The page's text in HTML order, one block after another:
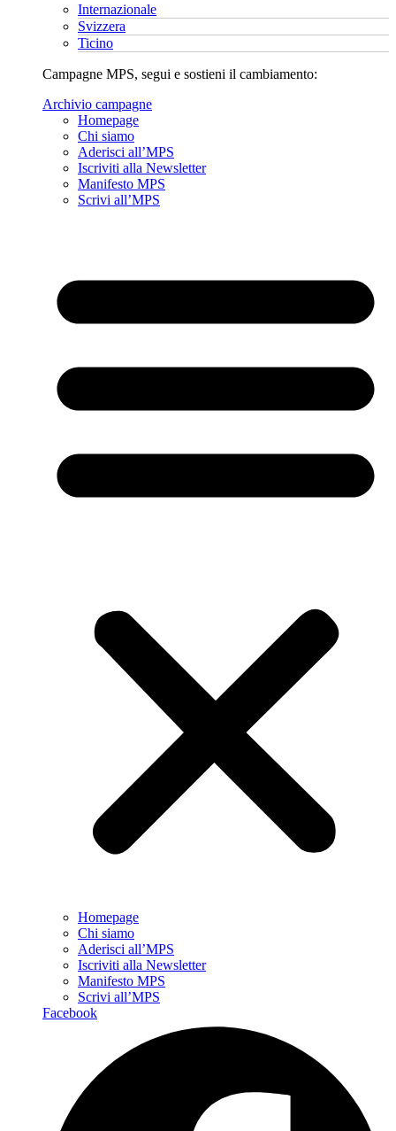
Internazionale
Svizzera
Ticino
Campagne MPS, segui e sostieni il cambiamento:
Archivio campagne
Homepage
Chi siamo
Aderisci all’MPS
Iscriviti alla Newsletter
Manifesto MPS
Scrivi all’MPS
Homepage
Chi siamo
Aderisci all’MPS
Iscriviti alla Newsletter
Manifesto MPS
Scrivi all’MPS
Facebook